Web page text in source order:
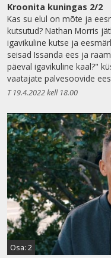
Kroonita kuningas 2/2
Kas su elul on mõte ja
kutsutud? Nathan Morris
igavikuline kutse ja
seisad Issanda ees ja
päeval igavikuline kaal?"
vaatajate palvesoovide
T 19.4.2022 kell 18.00
Osa: 2